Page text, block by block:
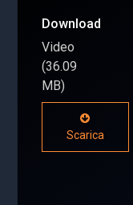
Download
Video
(36.09
MB)
Scarica